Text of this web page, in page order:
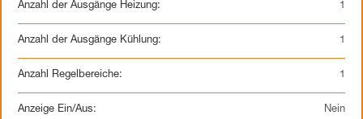
Anzahl der Ausgänge Heizung: 1
Anzahl der Ausgänge Kühlung: 1
Anzahl Regelbereiche: 1
Anzeige Ein/Aus: Nein